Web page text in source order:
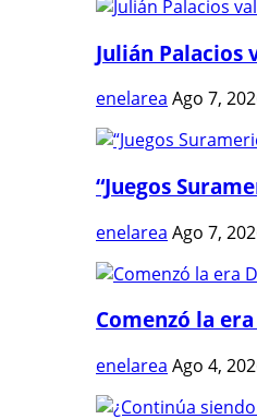
Julián
enelarea Ago 7,
“Juegos
enelarea Ago 7,
Comenzó la
enelarea Ago 4,